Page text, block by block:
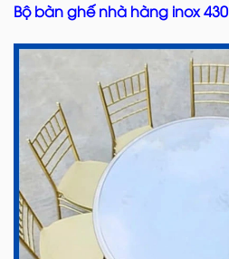
Bộ bàn ghế nhà hàng inox 430